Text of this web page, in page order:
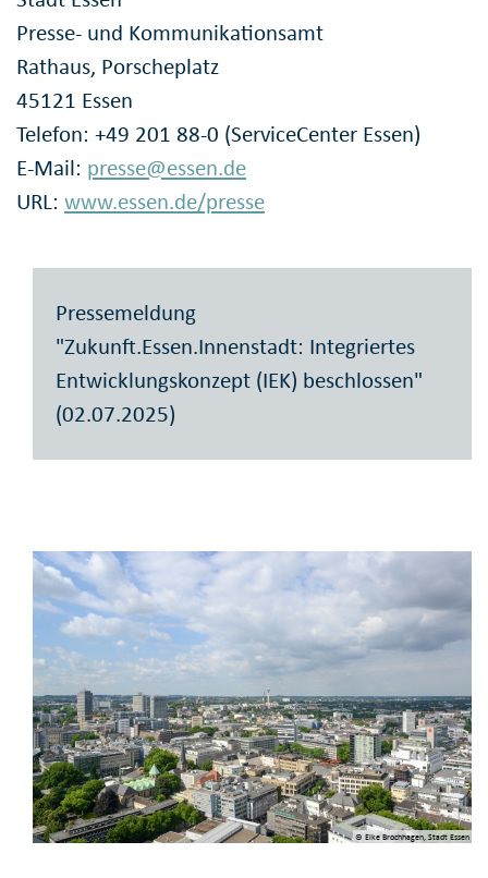
Presse- und Kommunikationsamt
Rathaus, Porscheplatz
45121 Essen
Telefon: +49 201 88-0 (ServiceCenter Essen)
E-Mail: presse@essen.de
URL: www.essen.de/presse
Pressemeldung
"Zukunft.Essen.Innenstadt: Integriertes
Entwicklungskonzept (IEK) beschlossen"
(02.07.2025)
© Elke Brochhagen, Stadt Essen